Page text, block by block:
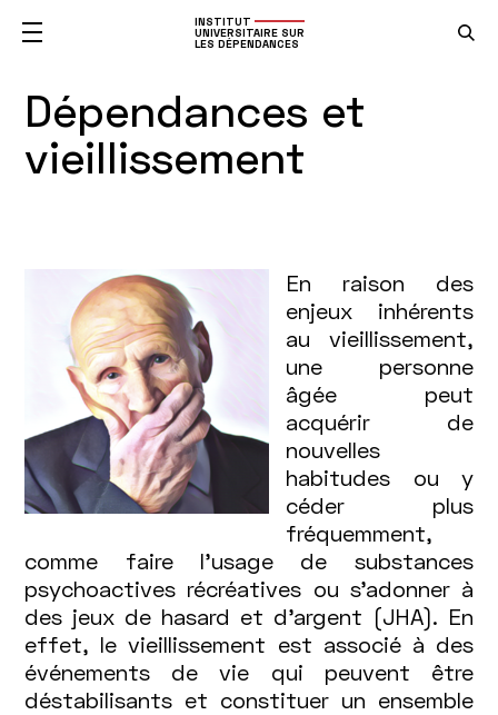
INSTITUT
UNIVERSITAIRE SUR
LES DÉPENDANCES
Dépendances et
vieillissement
En raison des
enjeux inhérents
au vieillissement,
une personne
âgée peut
acquérir de
nouvelles
habitudes ou y
céder plus
fréquemment,
comme faire l’usage de substances
psychoactives récréatives ou s’adonner à
des jeux de hasard et d’argent (JHA). En
effet, le vieillissement est associé à des
événements de vie qui peuvent être
déstabilisants et constituer un ensemble